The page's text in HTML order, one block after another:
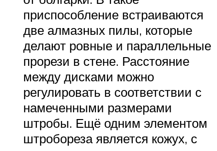
приспособление встраиваются
две алмазных пилы, которые
делают ровные и параллельные
прорези в стене. Расстояние
между дисками можно
регулировать в соответствии с
намеченными размерами
штробы. Ещё одним элементом
штробореза является кожух, с